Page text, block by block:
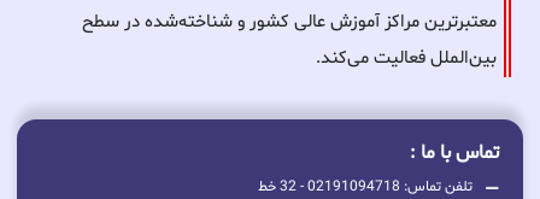
معتبرترین مراکز آموزش عالی کشور و شناخته‌شده در سطح
بین‌الملل فعالیت می‌کند.
تماس با ما :
تلفن تماس: 02191094718 - 32 خط